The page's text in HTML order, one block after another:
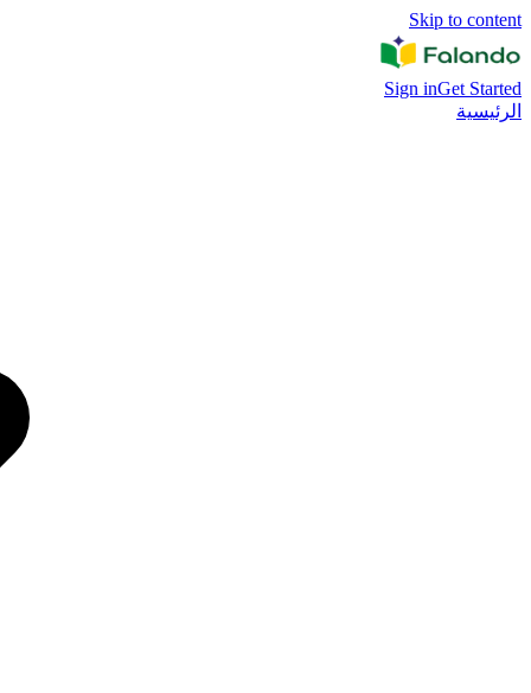
Skip to content
Sign inGet Started
الرئيسية